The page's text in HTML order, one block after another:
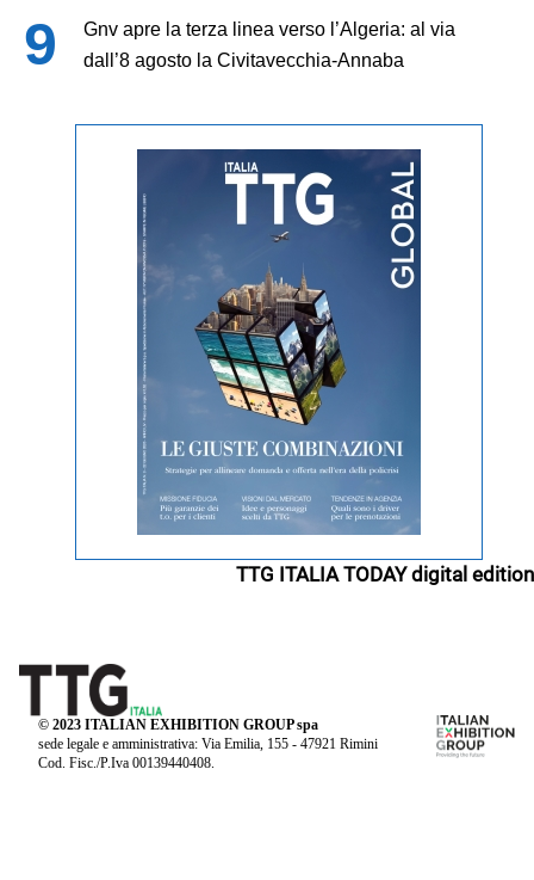
Gnv apre la terza linea verso l’Algeria: al via
dall’8 agosto la Civitavecchia-Annaba
TTG ITALIA TODAY digital edition
© 2023 ITALIAN EXHIBITION GROUP spa
sede legale e amministrativa: Via Emilia, 155 - 47921 Rimini
Cod. Fisc./P.Iva 00139440408.